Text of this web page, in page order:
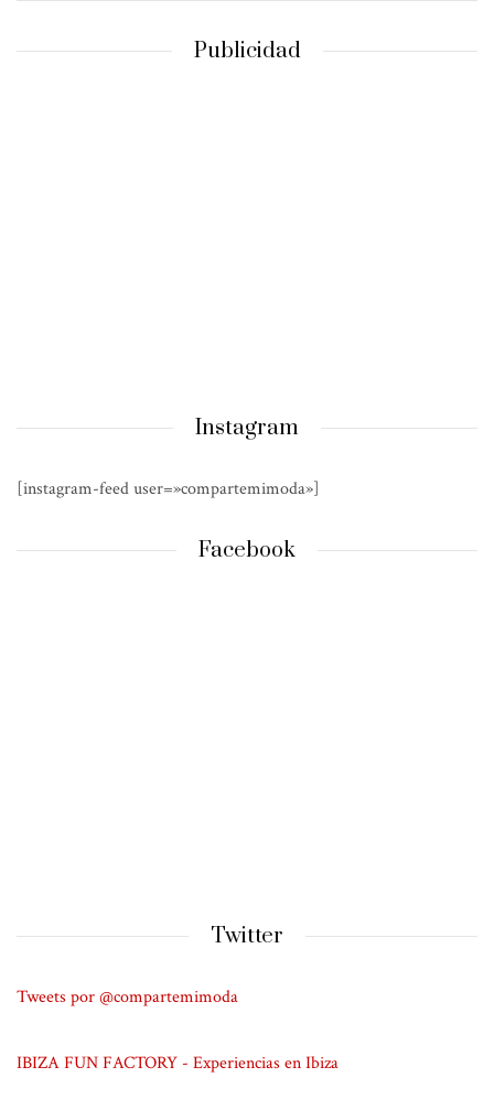
Publicidad
Instagram
[instagram-feed user=»compartemimoda»]
Facebook
Twitter
Tweets por @compartemimoda
IBIZA FUN FACTORY - Experiencias en Ibiza